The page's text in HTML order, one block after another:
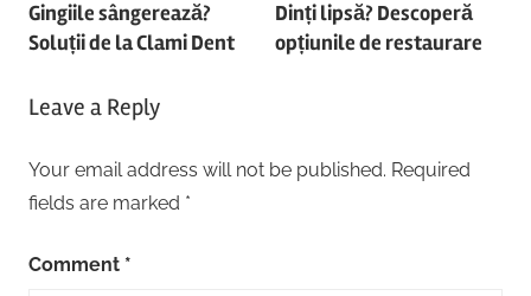
navigation
Gingiile sângerează?
Soluții de la Clami Dent
Dinți lipsă? Descoperă
opțiunile de restaurare
Leave a Reply
Your email address will not be published. Required
fields are marked *
Comment *